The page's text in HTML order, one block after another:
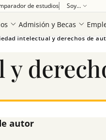
de estudios Soy...
Admisión y Becas
Ver más
intelectual y derechos de
autor